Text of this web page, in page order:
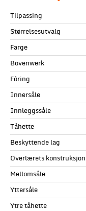
Tilpassing
Størrelsesutvalg
Farge
Bovenwerk
Fôring
Innersåle
Innleggssåle
Tåhette
Beskyttende lag
Overlærets konstruksjon
Mellomsåle
Yttersåle
Ytre tåhette